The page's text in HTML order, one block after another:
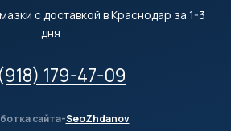
179-47-09
сайта-SeoZhdanov
с доставкой в Краснодар за 1-3
дня